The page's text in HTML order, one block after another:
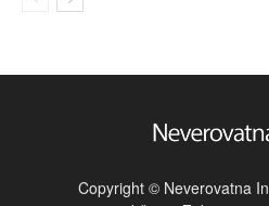
Copyright © Neverovatna